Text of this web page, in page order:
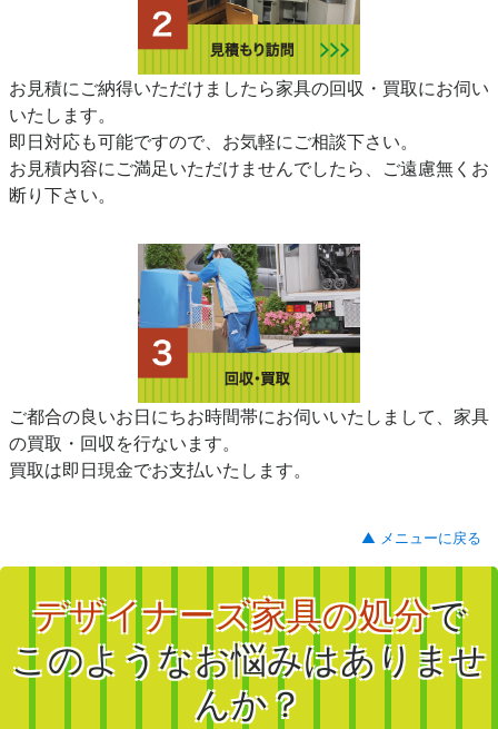
お見積にご納得いただけましたら家具の回収・買取にお伺い
いたします。
即日対応も可能ですので、お気軽にご相談下さい。
お見積内容にご満足いただけませんでしたら、ご遠慮無くお
断り下さい。
ご都合の良いお日にちお時間帯にお伺いいたしまして、家具
の買取・回収を行ないます。
買取は即日現金でお支払いたします。
▲ メニューに戻る
デザイナーズ家具の処分で
このようなお悩みはありませ
んか？